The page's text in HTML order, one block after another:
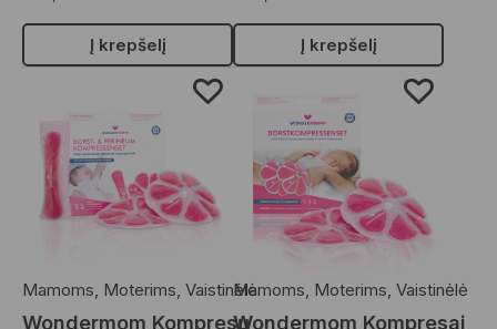
Į krepšelį Į krepšelį
Mamoms, Moterims, Vaistinėlė
Wondermom Kompresų
Mamoms, Moterims, Vaistinėlė
Wondermom Kompresai